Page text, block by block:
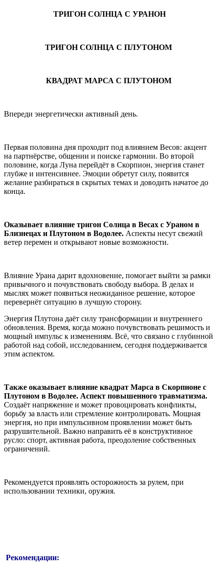
ТРИГОН СОЛНЦА С УРАНОН
ТРИГОН СОЛНЦА С ПЛУТОНОМ
КВАДРАТ МАРСА С ПЛУТОНОМ
Впереди энергетически активный день.
Первая половина дня проходит под влиянием Весов: акцент
на партнёрстве, общении и поиске гармонии. Во второй
половине, когда Луна перейдёт в Скорпион, энергия станет
глубже и интенсивнее. Эмоции обретут силу, появится
желание разбираться в скрытых темах и доводить начатое до
конца.
Оказывает влияние тригон Солнца в Весах с Ураном в
Близнецах и Плутоном в Водолее. Аспекты несут свежий
ветер перемен и открывают новые возможности.
Влияние Урана дарит вдохновение, помогает выйти за рамки
привычного и почувствовать свободу выбора. В делах и
мыслях может появиться неожиданное решение, которое
перевернёт ситуацию в лучшую сторону.
Энергия Плутона даёт силу трансформации и внутреннего
обновления. Время, когда можно почувствовать решимость и
мощный импульс к изменениям. Всё, что связано с глубинной
работой над собой, исследованием, сегодня поддерживается
этим аспектом.
Также оказывает влияние квадрат Марса в Скорпионе с
Плутоном в Водолее. Аспект повышенного травматизма.
Создаёт напряжение и может провоцировать конфликты,
борьбу за власть или стремление контролировать. Мощная
энергия, но при импульсивном проявлении может быть
разрушительной. Важно направить её в конструктивное
русло: спорт, активная работа, преодоление собственных
ограничений.
Рекомендуется проявлять осторожность за рулем, при
использовании техники, оружия.
Рекомендации: